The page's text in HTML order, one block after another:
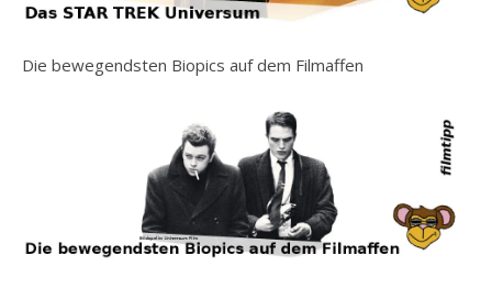
Die bewegendsten Biopics auf dem Filmaffen